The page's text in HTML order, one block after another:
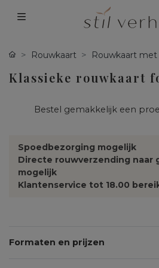
Rouwkaart Rouwkaart
Klassieke rouwkaart
Bestel gemakkelijk een
Spoedbezorging mogelijk
Directe rouwverzending naar
mogelijk
Klantenservice tot 18.00
Formaten en prijzen